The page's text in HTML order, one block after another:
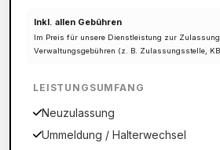
Inkl. allen Gebühren
Im Preis für unsere Dienstleistung zur
Verwaltungsgebühren (z. B. Zulassungsstelle,
LEISTUNGSUMFANG
Neuzulassung
Ummeldung / Halterwechsel